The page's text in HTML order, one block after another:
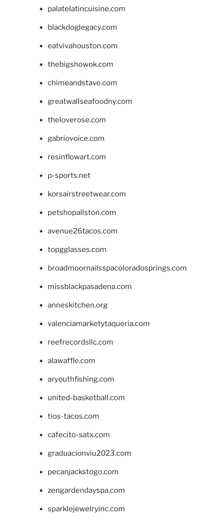
palatelatincuisine.com
blackdoglegacy.com
eatvivahouston.com
thebigshowok.com
chimeandstave.com
greatwallseafoodny.com
theloverose.com
gabriovoice.com
resinflowart.com
p-sports.net
korsairstreetwear.com
petshopallston.com
avenue26tacos.com
topgglasses.com
broadmoornailsspacoloradosprings.com
missblackpasadena.com
anneskitchen.org
valenciamarketytaqueria.com
reefrecordsllc.com
alawaffle.com
aryouthfishing.com
united-basketball.com
tios-tacos.com
cafecito-satx.com
graduacionviu2023.com
pecanjackstogo.com
zengardendayspa.com
sparklejewelryinc.com